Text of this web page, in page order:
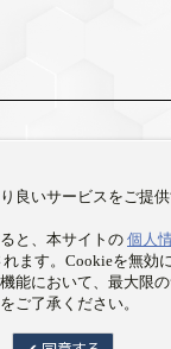
良いサービスをご提
と、本サイトの 個人
ます。Cookieを無効
能において、最大限
ご了承ください。
1 Studio Co.,Ltd. All rights